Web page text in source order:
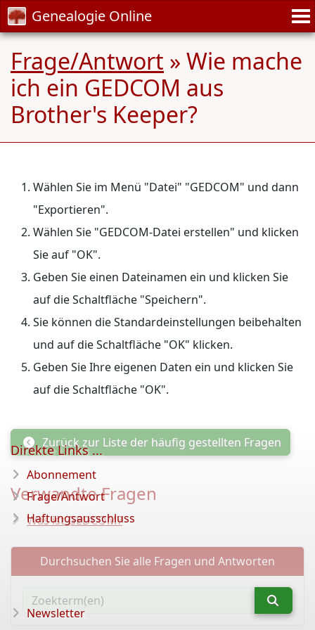
Genealogie Online
Frage/Antwort » Wie mache
ich ein GEDCOM aus
Brother's Keeper?
Wählen Sie im Menü "Datei" "GEDCOM" und dann
"Exportieren".
Wählen Sie "GEDCOM-Datei erstellen" und klicken
Sie auf "OK".
Geben Sie einen Dateinamen ein und klicken Sie
auf die Schaltfläche "Speichern".
Sie können die Standardeinstellungen beibehalten
und auf die Schaltfläche "OK" klicken.
Geben Sie Ihre eigenen Daten ein und klicken Sie
auf die Schaltfläche "OK".
Zurück zur Liste der häufig gestellten Fragen
Verwandte Fragen
Was ist GEDCOM?
Durchsuchen Sie alle Fragen und Antworten
Direkte Links ...
Abonnement
Frage/Antwort
Haftungsausschluss
Newsletter